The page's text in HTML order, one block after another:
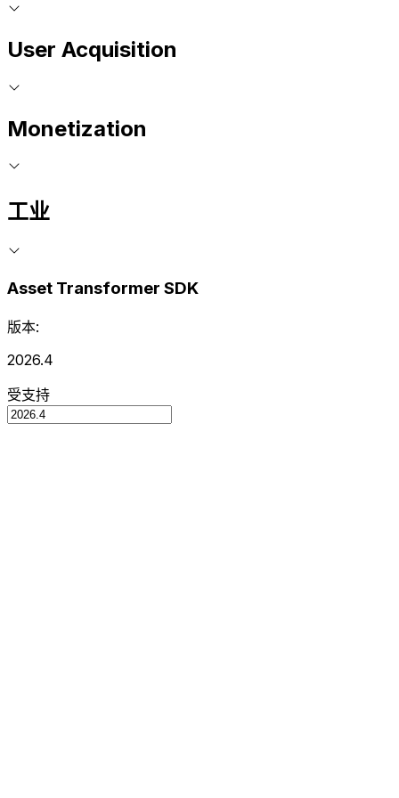
User Acquisition
Monetization
工业
Asset Transformer SDK
版本:
2026.4
受支持